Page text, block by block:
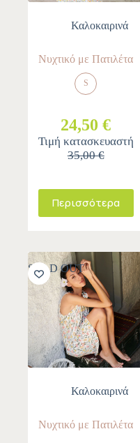
Καλοκαιρινά
Νυχτικό με Πατιλέτα
S
24,50 €
Τιμή κατασκευαστή
35,00 €
Περισσότερα
SOLD OUT
Καλοκαιρινά
Νυχτικό με Πατιλέτα